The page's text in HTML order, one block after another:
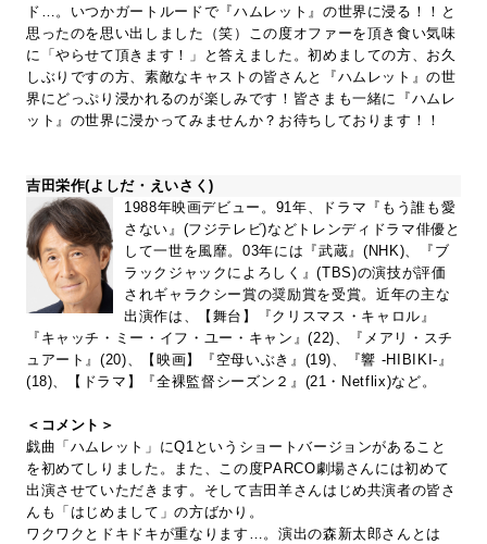
ド…。いつかガートルードで『ハムレット』の世界に浸る！！と
思ったのを思い出しました（笑）この度オファーを頂き食い気味
に「やらせて頂きます！」と答えました。初めましての方、お久
しぶりですの方、素敵なキャストの皆さんと『ハムレット』の世
界にどっぷり浸かれるのが楽しみです！皆さまも一緒に『ハムレ
ット』の世界に浸かってみませんか？お待ちしております！！
吉田栄作(よしだ・えいさく)
1988年映画デビュー。91年、ドラマ『もう誰も愛
さない』(フジテレビ)などトレンディドラマ俳優と
して一世を風靡。03年には『武蔵』(NHK)、『ブ
ラックジャックによろしく』(TBS)の演技が評価
されギャラクシー賞の奨励賞を受賞。近年の主な
出演作は、【舞台】『クリスマス・キャロル』
『キャッチ・ミー・イフ・ユー・キャン』(22)、『メアリ・スチ
ュアート』(20)、【映画】『空母いぶき』(19)、『響 -HIBIKI-』
(18)、【ドラマ】『全裸監督シーズン２』(21・Netflix)など。
＜コメント＞
戯曲「ハムレット」にQ1というショートバージョンがあること
を初めてしりました。また、この度PARCO劇場さんには初めて
出演させていただきます。そして吉田羊さんはじめ共演者の皆さ
んも「はじめまして」の方ばかり。
ワクワクとドキドキが重なります…。演出の森新太郎さんとは